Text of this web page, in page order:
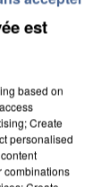
UNE
est
based on
Create
personalised
combinations